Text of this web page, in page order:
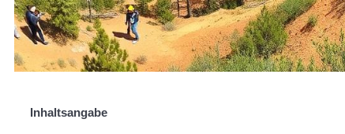
Inhaltsangabe